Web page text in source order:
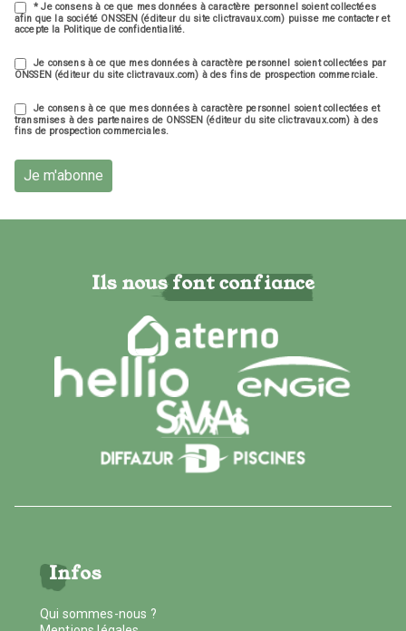
* Je consens à ce que mes données à caractère personnel soient collectées
afin que la société ONSSEN (éditeur du site clictravaux.com) puisse me contacter et
accepte la Politique de confidentialité.
Je consens à ce que mes données à caractère personnel soient collectées par
ONSSEN (éditeur du site clictravaux.com) à des fins de prospection commerciale.
Je consens à ce que mes données à caractère personnel soient collectées et
transmises à des partenaires de ONSSEN (éditeur du site clictravaux.com) à des
fins de prospection commerciales.
Je m'abonne
Ils nous font confiance
Infos
Qui sommes-nous ?